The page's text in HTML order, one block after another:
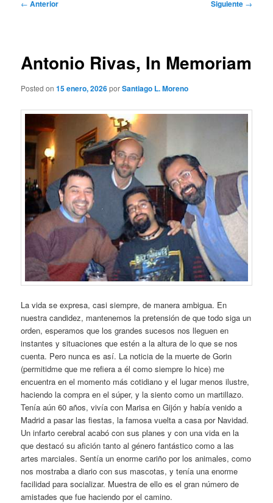
← Anterior Siguiente →
Antonio Rivas, In Memoriam
Posted on15 enero, 2026porSantiago L. Moreno
La vida se expresa, casi siempre, de manera ambigua. En
nuestra candidez, mantenemos la pretensión de que todo siga un
orden, esperamos que los grandes sucesos nos lleguen en
instantes y situaciones que estén a la altura de lo que se nos
cuenta. Pero nunca es así. La noticia de la muerte de Gorin
(permitidme que me refiera a él como siempre lo hice) me
encuentra en el momento más cotidiano y el lugar menos ilustre,
haciendo la compra en el súper, y la siento como un martillazo.
Tenía aún 60 años, vivía con Marisa en Gijón y había venido a
Madrid a pasar las fiestas, la famosa vuelta a casa por Navidad.
Un infarto cerebral acabó con sus planes y con una vida en la
que destacó su afición tanto al género fantástico como a las
artes marciales. Sentía un enorme cariño por los animales, como
nos mostraba a diario con sus mascotas, y tenía una enorme
facilidad para socializar. Muestra de ello es el gran número de
amistades que fue haciendo por el camino.